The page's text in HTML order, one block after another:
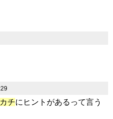
チにヒントがあるって言う